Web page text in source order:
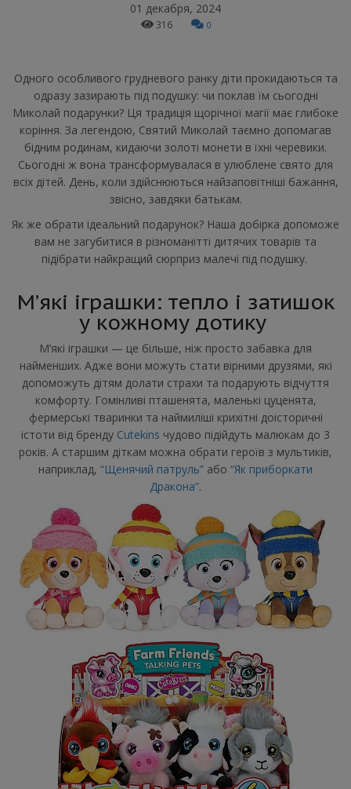
01 декабря, 2024
316 0
Одного особливого грудневого ранку діти прокидаються та
одразу зазирають під подушку: чи поклав їм сьогодні
Миколай подарунки? Ця традиція щорічної магії має глибоке
коріння. За легендою, Святий Миколай таємно допомагав
бідним родинам, кидаючи золоті монети в їхні черевики.
Сьогодні ж вона трансформувалася в улюблене свято для
всіх дітей. День, коли здійснюються найзаповітніші бажання,
звісно, завдяки батькам.
Як же обрати ідеальний подарунок? Наша добірка допоможе
вам не загубитися в різноманітті дитячих товарів та
підібрати найкращий сюрприз малечі під подушку.
М’які іграшки: тепло і затишок
у кожному дотику
М’які іграшки — це більше, ніж просто забавка для
найменших. Адже вони можуть стати вірними друзями, які
допоможуть дітям долати страхи та подарують відчуття
комфорту. Гомінливі пташенята, маленькі цуценята,
фермерські тваринки та наймиліші крихітні доісторичні
істоти від бренду Cutekins чудово підійдуть малюкам до 3
років. А старшим діткам можна обрати героїв з мультиків,
наприклад, “Щенячий патруль” або “Як приборкати
Дракона”.